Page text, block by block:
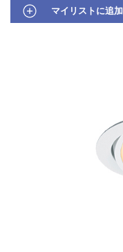
マイリストに追加